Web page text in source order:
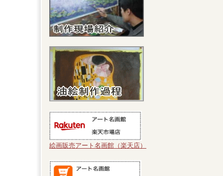
絵画販売アート名画館（楽天店）